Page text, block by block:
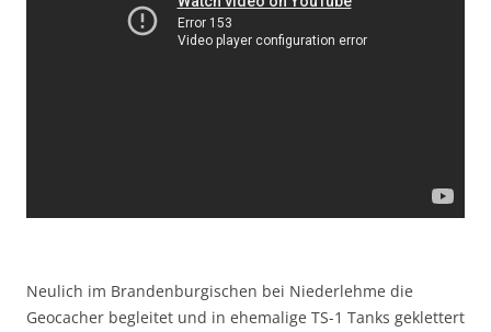
Neulich im Brandenburgischen bei Niederlehme die
Geocacher begleitet und in ehemalige TS-1 Tanks geklettert